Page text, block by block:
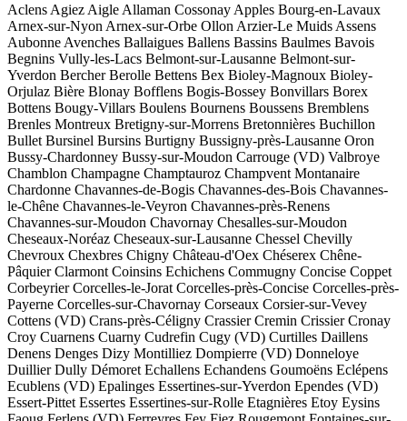
Aclens Agiez Aigle Allaman Cossonay Apples Bourg-en-Lavaux
Arnex-sur-Nyon Arnex-sur-Orbe Ollon Arzier-Le Muids Assens
Aubonne Avenches Ballaigues Ballens Bassins Baulmes Bavois
Begnins Vully-les-Lacs Belmont-sur-Lausanne Belmont-sur-
Yverdon Bercher Berolle Bettens Bex Bioley-Magnoux Bioley-
Orjulaz Bière Blonay Bofflens Bogis-Bossey Bonvillars Borex
Bottens Bougy-Villars Boulens Bournens Boussens Bremblens
Brenles Montreux Bretigny-sur-Morrens Bretonnières Buchillon
Bullet Bursinel Bursins Burtigny Bussigny-près-Lausanne Oron
Bussy-Chardonney Bussy-sur-Moudon Carrouge (VD) Valbroye
Chamblon Champagne Champtauroz Champvent Montanaire
Chardonne Chavannes-de-Bogis Chavannes-des-Bois Chavannes-
le-Chêne Chavannes-le-Veyron Chavannes-près-Renens
Chavannes-sur-Moudon Chavornay Chesalles-sur-Moudon
Cheseaux-Noréaz Cheseaux-sur-Lausanne Chessel Chevilly
Chevroux Chexbres Chigny Château-d'Oex Chéserex Chêne-
Pâquier Clarmont Coinsins Echichens Commugny Concise Coppet
Corbeyrier Corcelles-le-Jorat Corcelles-près-Concise Corcelles-près-
Payerne Corcelles-sur-Chavornay Corseaux Corsier-sur-Vevey
Cottens (VD) Crans-près-Céligny Crassier Cremin Crissier Cronay
Croy Cuarnens Cuarny Cudrefin Cugy (VD) Curtilles Daillens
Denens Denges Dizy Montilliez Dompierre (VD) Donneloye
Duillier Dully Démoret Echallens Echandens Goumoëns Eclépens
Ecublens (VD) Epalinges Essertines-sur-Yverdon Ependes (VD)
Essert-Pittet Essertes Essertines-sur-Rolle Etagnières Etoy Eysins